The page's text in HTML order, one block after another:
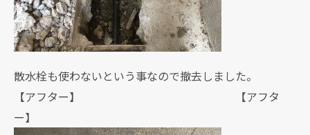
散水栓も使わないという事なので撤去しました。
【アフター】 【アフタ
ー】